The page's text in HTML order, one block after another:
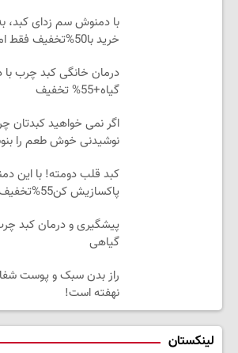
با دمنوش سم زدای کبد،
خرید با50%تخفیف فقط امروز
گیاه+55% تخفیف
اگر نمی خواهید کبدتان
نوشیدنی خوش طعم را
کبد قلب
پاکسازیش کن55%تخفیف
پیشگیری و درمان کبد
گیاهی
راز بدن سبک و پوست
نهفته است!
لینکستان